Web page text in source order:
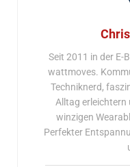
Seit 2011 in der E-
wattmoves.
Techniknerd,
Alltag erleichtern
winzigen
Perfekter